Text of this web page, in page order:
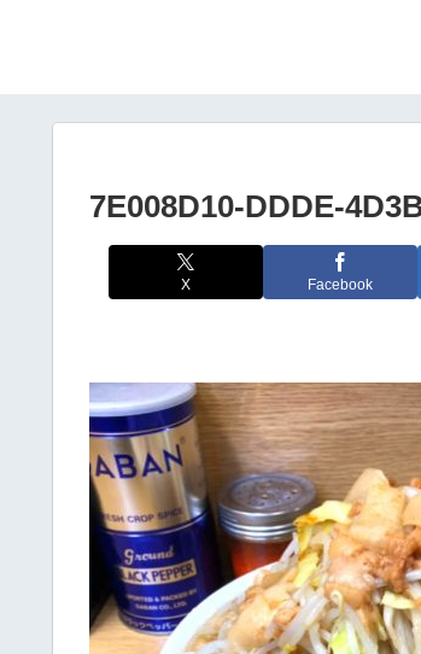
7E008D10-DDDE-
X Facebook